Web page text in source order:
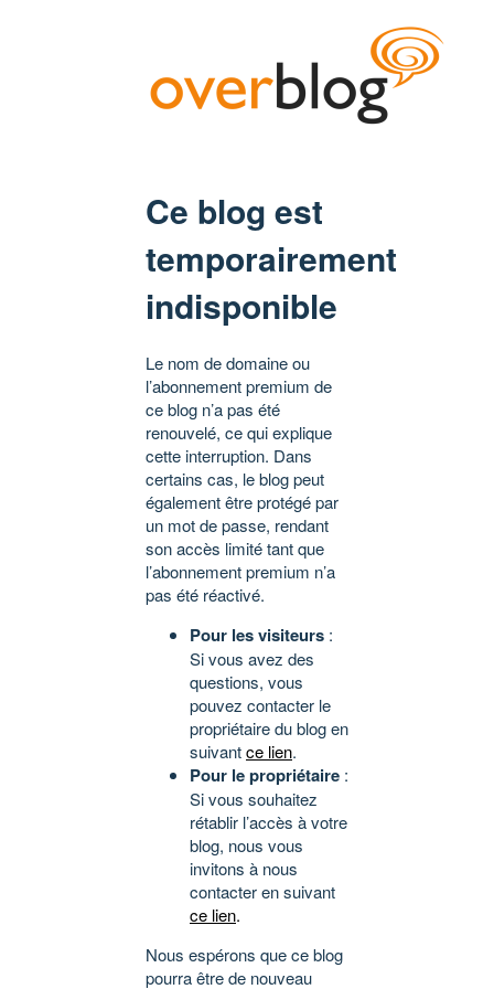
Ce blog est
temporairement
indisponible
Le nom de domaine ou
l’abonnement premium de
ce blog n’a pas été
renouvelé, ce qui explique
cette interruption. Dans
certains cas, le blog peut
également être protégé par
un mot de passe, rendant
son accès limité tant que
l’abonnement premium n’a
pas été réactivé.
Pour les visiteurs :
Si vous avez des
questions, vous
pouvez contacter le
propriétaire du blog en
suivantce lien.
Pour le propriétaire :
Si vous souhaitez
rétablir l’accès à votre
blog, nous vous
invitons à nous
contacter en suivant
ce lien.
Nous espérons que ce blog
pourra être de nouveau